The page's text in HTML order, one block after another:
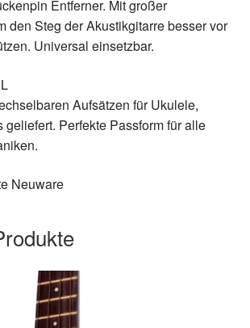
Entferner. Mit großer
den Steg der Akustikgitarre besser vor
Universal einsetzbar.
Aufsätzen für Ukulele,
geliefert. Perfekte Passform für alle
Neuware